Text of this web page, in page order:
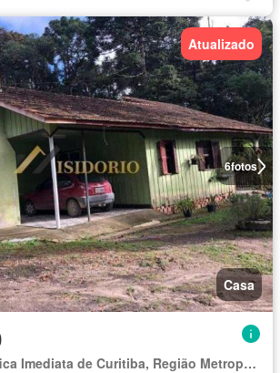
6fotos
Atualizado
Casa
Região Geográfica Imediata de Curitiba, Região Metropolitana de Curitiba